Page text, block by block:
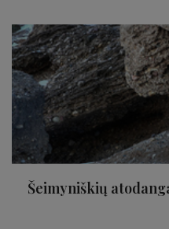
Šeimyniškių